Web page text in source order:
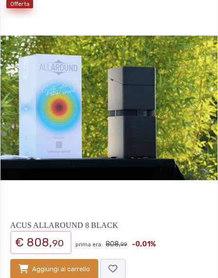
Offerta
ACUS ALLAROUND 8 BLACK
€ 808,90 prima era: 808,99 -0,01%
Aggiungi al carrello